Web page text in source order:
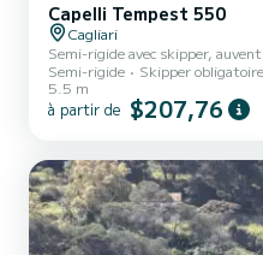
Capelli Tempest 550
Cagliari
Semi-rigide avec skipper,
Semi-rigide
Skipper obligatoire
5.5 m
à partir de $207,76